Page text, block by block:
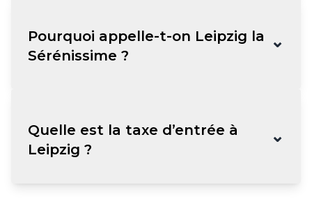
Pourquoi appelle-t-on Leipzig la
Sérénissime ?
⌄
Quelle est la taxe d’entrée à
Leipzig ?
⌄